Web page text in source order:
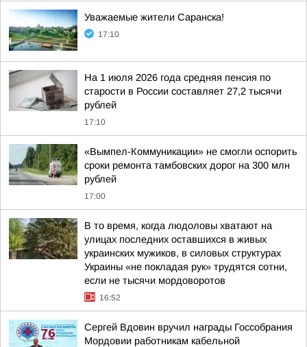
Уважаемые жители Саранска!
17:10
На 1 июля 2026 года средняя пенсия по
старости в России составляет 27,2 тысячи
рублей
17:10
«Вымпел-Коммуникации» не смогли оспорить
сроки ремонта тамбовских дорог на 300 млн
рублей
17:00
В то время, когда людоловы хватают на
улицах последних оставшихся в живых
украинских мужиков, в силовых структурах
Украины «не покладая рук» трудятся сотни,
если не тысячи мордоворотов
16:52
Сергей Вдовин вручил награды Госсобрания
Мордовии работникам кабельной